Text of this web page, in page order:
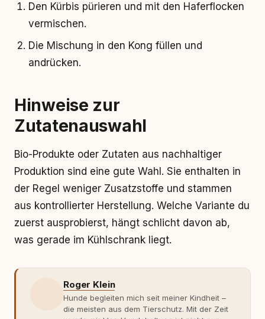
Den Kürbis pürieren und mit den Haferflocken
vermischen.
Die Mischung in den Kong füllen und
andrücken.
Hinweise zur
Zutatenauswahl
Bio-Produkte oder Zutaten aus nachhaltiger
Produktion sind eine gute Wahl. Sie enthalten in
der Regel weniger Zusatzstoffe und stammen
aus kontrollierter Herstellung. Welche Variante du
zuerst ausprobierst, hängt schlicht davon ab,
was gerade im Kühlschrank liegt.
Roger Klein
Hunde begleiten mich seit meiner Kindheit –
die meisten aus dem Tierschutz. Mit der Zeit